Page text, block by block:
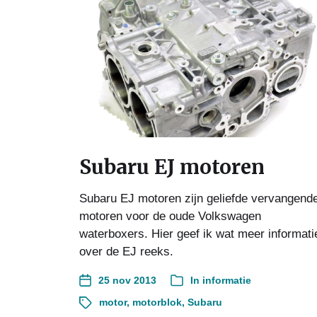
Subaru EJ motoren
Subaru EJ motoren zijn geliefde
motoren voor de oude Volkswagen
waterboxers. Hier geef ik wat meer
over de EJ reeks.
25 nov 2013 In informatie
motor, motorblok, Subaru